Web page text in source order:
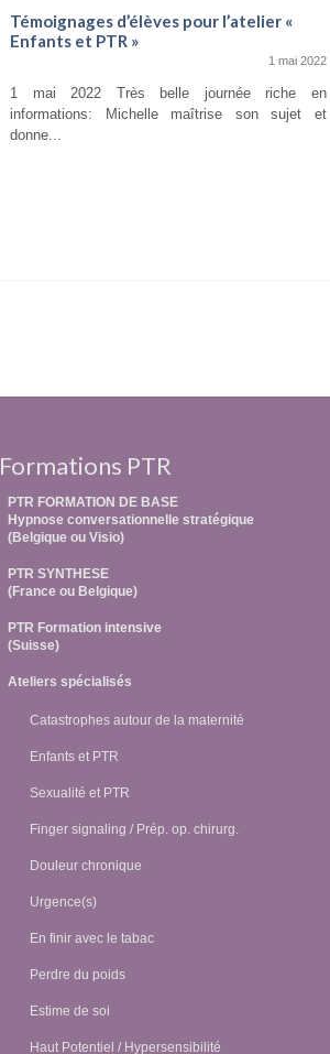
Témoignages d’élèves pour l’atelier «
Enfants et PTR »
1 mai 2022
1 mai 2022 Très belle journée riche en
informations: Michelle maîtrise son sujet et
donne...
Formations PTR
PTR FORMATION DE BASE
Hypnose conversationnelle stratégique
(Belgique ou Visio)
PTR SYNTHESE
(France ou Belgique)
PTR Formation intensive
(Suisse)
Ateliers spécialisés
Catastrophes autour de la maternité
Enfants et PTR
Sexualité et PTR
Finger signaling / Prép. op. chirurg.
Douleur chronique
Urgence(s)
En finir avec le tabac
Perdre du poids
Estime de soi
Haut Potentiel / Hypersensibilité